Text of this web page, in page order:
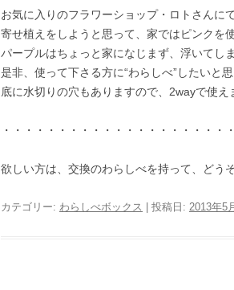
お気に入りのフラワーショップ・ロトさんに
寄せ植えをしようと思って、家ではピンクを
パープルはちょっと家になじまず、浮いてしま
是非、使って下さる方に“わらしべ”したいと思
底に水切りの穴もありますので、2wayで使え
・・・・・・・・・・・・・・・・・・・・
欲しい方は、交換のわらしべを持って、どうぞ
カテゴリー: わらしべボックス | 投稿日: 2013年5